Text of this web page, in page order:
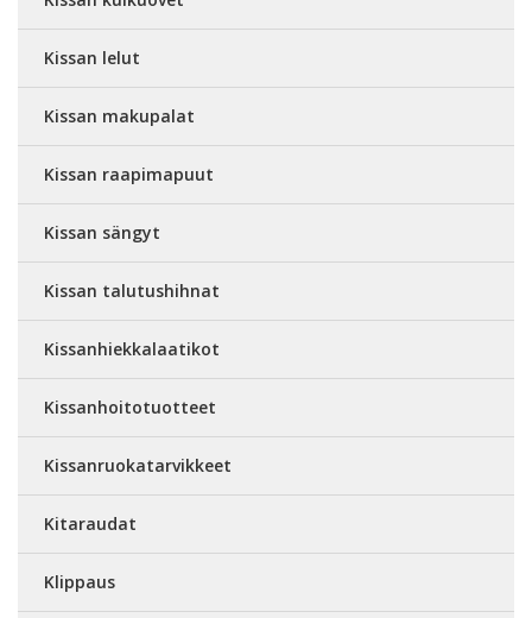
Kissan lelut
Kissan makupalat
Kissan raapimapuut
Kissan sängyt
Kissan talutushihnat
Kissanhiekkalaatikot
Kissanhoitotuotteet
Kissanruokatarvikkeet
Kitaraudat
Klippaus